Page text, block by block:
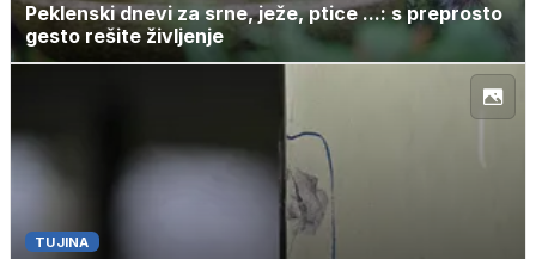
Peklenski dnevi za srne, ježe, ptice ...: s preprosto
gesto rešite življenje
TUJINA